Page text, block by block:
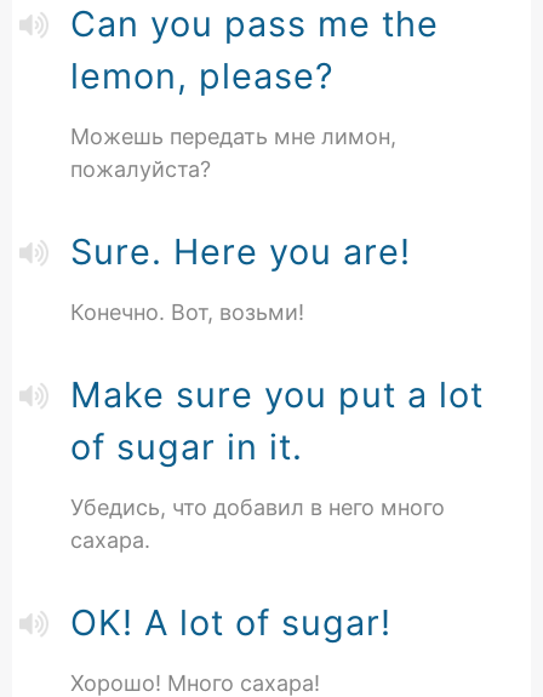
Can you pass me the
lemon, please?
Можешь передать мне лимон,
пожалуйста?
Sure. Here you are!
Конечно. Вот, возьми!
Make sure you put a lot
of sugar in it.
Убедись, что добавил в него много
сахара.
OK! A lot of sugar!
Хорошо! Много сахара!